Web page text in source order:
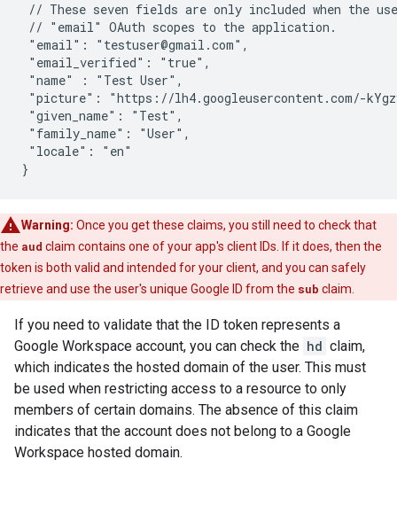
// These seven fields are only included when the
// "email" OAuth scopes to the application.
"email": "testuser@gmail.com",
"email_verified": "true",
"name" : "Test User",
"picture": "https://lh4.googleusercontent.com/-
"given_name": "Test",
"family_name": "User",
"locale": "en"
}
Warning: Once you get these claims, you still need to check that
the aud claim contains one of your app's client IDs. If it does, then the
token is both valid and intended for your client, and you can safely
retrieve and use the user's unique Google ID from the sub claim.
If you need to validate that the ID token represents a
Google Workspace account, you can check the hd claim,
which indicates the hosted domain of the user. This must
be used when restricting access to a resource to only
members of certain domains. The absence of this claim
indicates that the account does not belong to a Google
Workspace hosted domain.